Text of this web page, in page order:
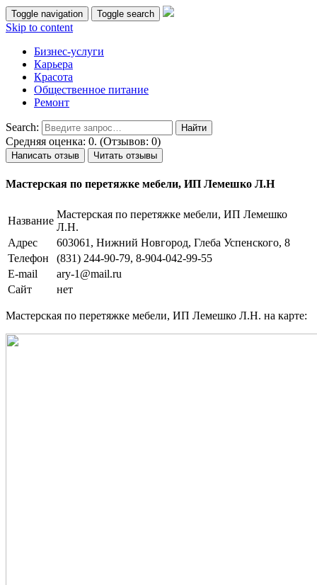
Toggle navigation Toggle search
Skip to content
Бизнес-услуги
Карьера
Красота
Общественное питание
Ремонт
Search:
Средняя оценка: 0. (Отзывов: 0)
Написать отзыв Читать отзывы
Мастерская по перетяжке мебели, ИП Лемешко Л.Н
Название
Мастерская по перетяжке мебели, ИП Лемешко
Л.Н.
Адрес
603061, Нижний Новгород, Глеба Успенского, 8
Телефон
(831) 244-90-79, 8-904-042-99-55
E-mail
ary-1@mail.ru
Сайт
нет
Мастерская по перетяжке мебели, ИП Лемешко Л.Н. на карте: